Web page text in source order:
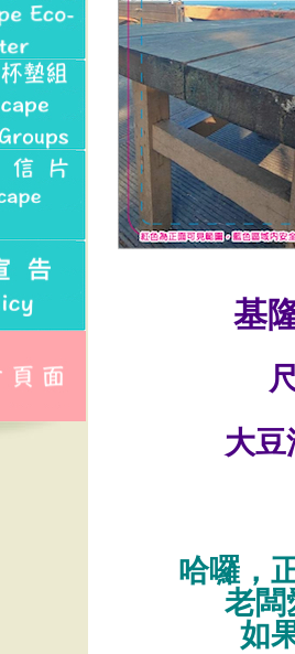
基
大
哈囉，
老闆
如